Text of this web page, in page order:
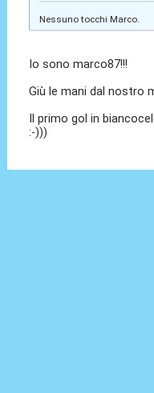
Nessuno tocchi Marco.
Io sono marco87!!!
Giù le mani dal nostro
Il primo gol in
:-)))